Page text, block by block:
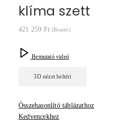
klíma szett
421 259 Ft (Bruttó)
Bemutató videó
Összehasonlító táblázathoz
Kedvencekhez